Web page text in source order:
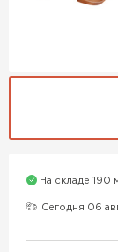
На складе 190
Сегодня 06